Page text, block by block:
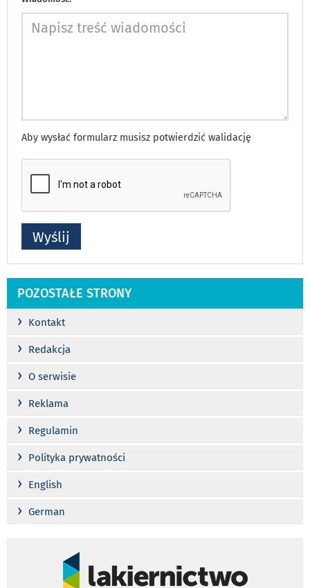
Aby wysłać formularz musisz potwierdzić walidację
POZOSTAŁE STRONY
› Kontakt
› Redakcja
› O serwisie
› Reklama
› Regulamin
› Polityka prywatności
› English
› German